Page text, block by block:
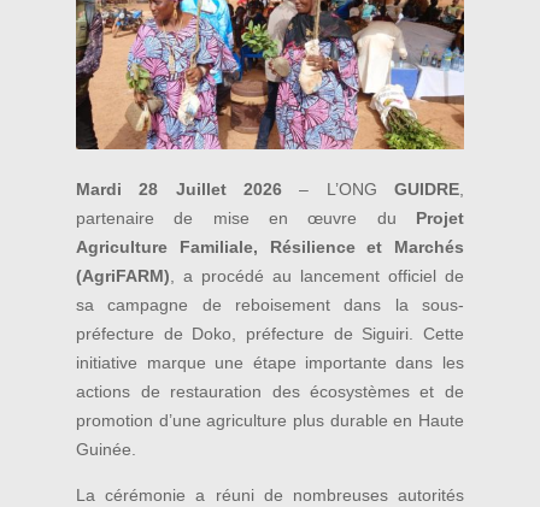
Mardi 28 Juillet 2026 – L’ONG GUIDRE,
partenaire de mise en œuvre du Projet
Agriculture Familiale, Résilience et Marchés
(AgriFARM) , a procédé au lancement officiel de
sa campagne de reboisement dans la sous-
préfecture de Doko, préfecture de Siguiri. Cette
initiative marque une étape importante dans les
actions de restauration des écosystèmes et de
promotion d’une agriculture plus durable en Haute
Guinée.
La cérémonie a réuni de nombreuses autorités